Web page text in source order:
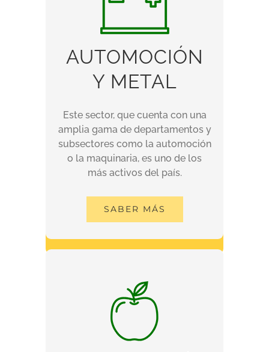
AUTOMOCIÓN
Y METAL
Este sector, que cuenta con una
amplia gama de departamentos y
subsectores como la automoción
o la maquinaria, es uno de los
más activos del país.
SABER MÁS
AUTOMOCIÓN
Y METAL
Este sector, que cuenta con una
amplia gama de departamentos y
subsectores como la automoción
o la maquinaria, es uno de los
más activos del país.
SABER MÁS